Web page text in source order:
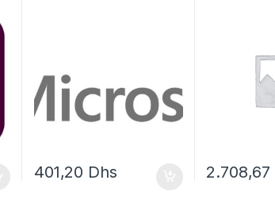
401,20 Dhs 2.708,67